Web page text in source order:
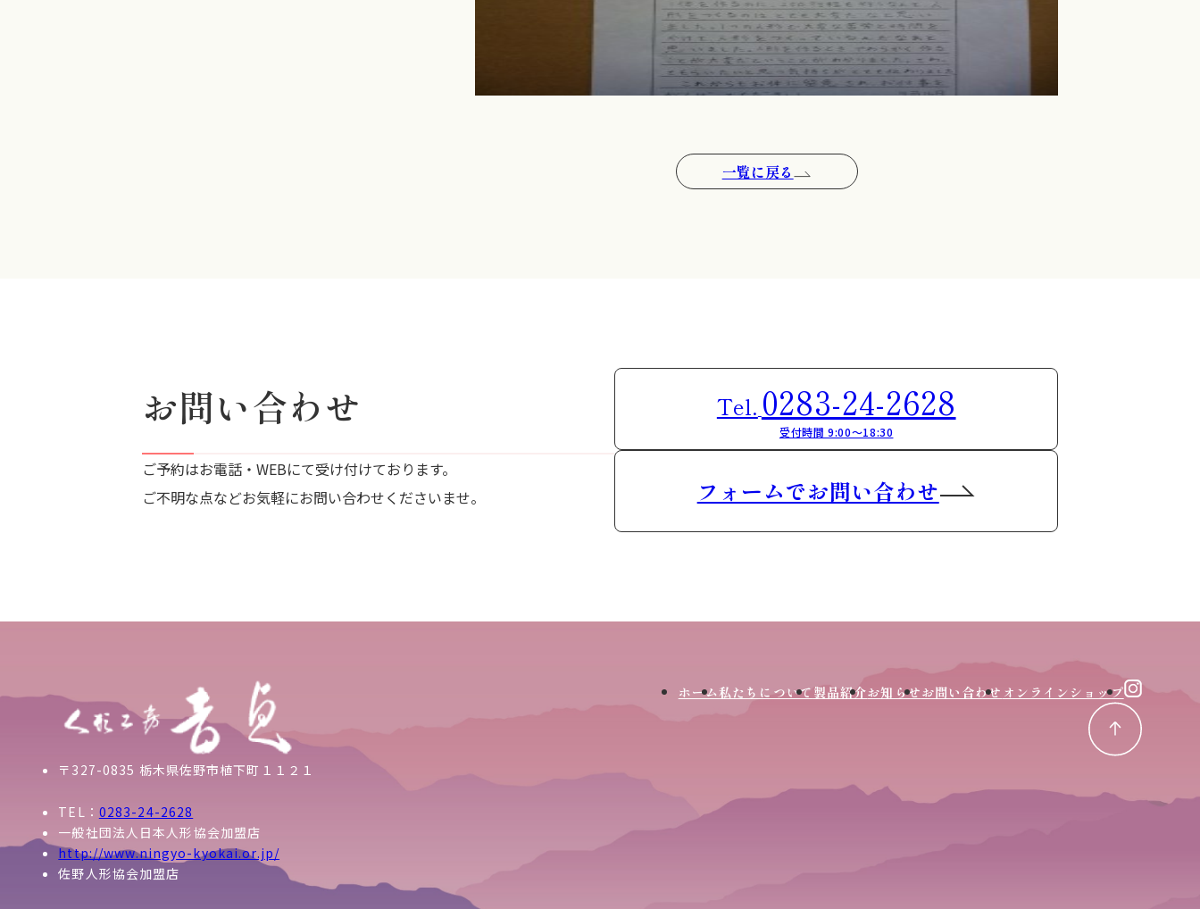
一覧に戻る
お問い合わせ
ご予約はお電話・WEBにて受け付けております。
ご不明な点などお気軽にお問い合わせくださいませ。
Tel. 0283-24-2628
受付時間 9:00～18:30
フォームでお問い合わせ
〒327-0835 栃木県佐野市植下町１１２１
TEL： 0283-24-2628
一般社団法人日本人形協会加盟店
http://www.ningyo-kyokai.or.jp/
佐野人形協会加盟店
ホーム私たちについて 製品紹介お知らせお問い合わせ オンラインショップ